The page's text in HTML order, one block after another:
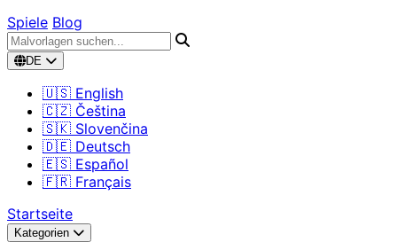
Spiele Blog
DE
🇺🇸 English
🇨🇿 Čeština
🇸🇰 Slovenčina
🇩🇪 Deutsch
🇪🇸 Español
🇫🇷 Français
Startseite
Kategorien